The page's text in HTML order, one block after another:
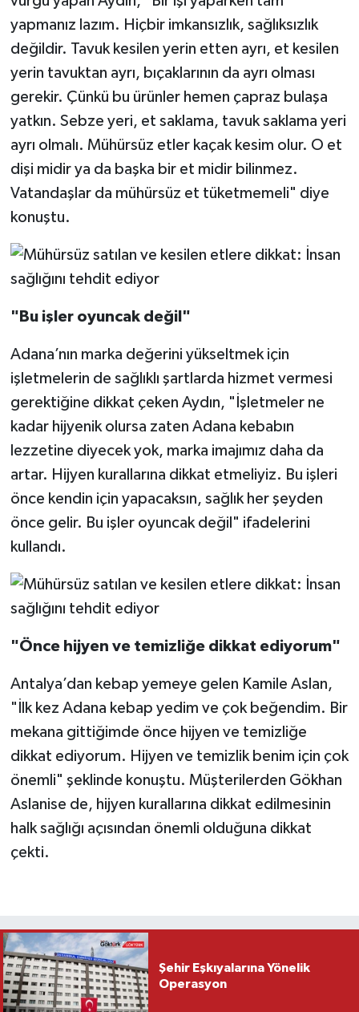
yapmanız lazım. Hiçbir imkansızlık, sağlıksızlık
değildir. Tavuk kesilen yerin etten ayrı, et kesilen
yerin tavuktan ayrı, bıçaklarının da ayrı olması
gerekir. Çünkü bu ürünler hemen çapraz bulaşa
yatkın. Sebze yeri, et saklama, tavuk saklama yeri
ayrı olmalı. Mühürsüz etler kaçak kesim olur. O et
dişi midir ya da başka bir et midir bilinmez.
Vatandaşlar da mühürsüz et tüketmemeli" diye
konuştu.
"Bu işler oyuncak değil"
Adana’nın marka değerini yükseltmek için
işletmelerin de sağlıklı şartlarda hizmet vermesi
gerektiğine dikkat çeken Aydın, "İşletmeler ne
kadar hijyenik olursa zaten Adana kebabın
lezzetine diyecek yok, marka imajımız daha da
artar. Hijyen kurallarına dikkat etmeliyiz. Bu işleri
önce kendin için yapacaksın, sağlık her şeyden
önce gelir. Bu işler oyuncak değil" ifadelerini
kullandı.
"Önce hijyen ve temizliğe dikkat ediyorum"
Antalya’dan kebap yemeye gelen Kamile Aslan,
"İlk kez Adana kebap yedim ve çok beğendim. Bir
mekana gittiğimde önce hijyen ve temizliğe
dikkat ediyorum. Hijyen ve temizlik benim için çok
önemli" şeklinde konuştu. Müşterilerden Gökhan
Aslanise de, hijyen kurallarına dikkat edilmesinin
halk sağlığı açısından önemli olduğuna dikkat
çekti.
Şehir Eşkıyalarına Yönelik
Operasyon